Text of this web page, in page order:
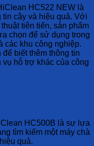
HC522 NEW là
cậy và hiệu quả. Với
tiên tiến, sản phẩm
chọn để sử dụng trong
các khu công nghiệp.
biết thêm thông tin
hỗ trợ khác của công
HC500B là sự lựa
tìm kiếm một máy chà
quả.